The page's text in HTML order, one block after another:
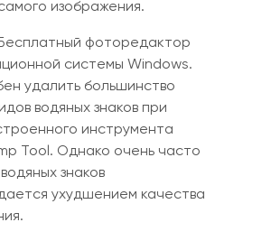
изображения.
фоторедактор
системы Windows.
удалить большинство
водяных знаков при
инструмента
Tool. Однако очень часто
яных знаков
ухудшением качества